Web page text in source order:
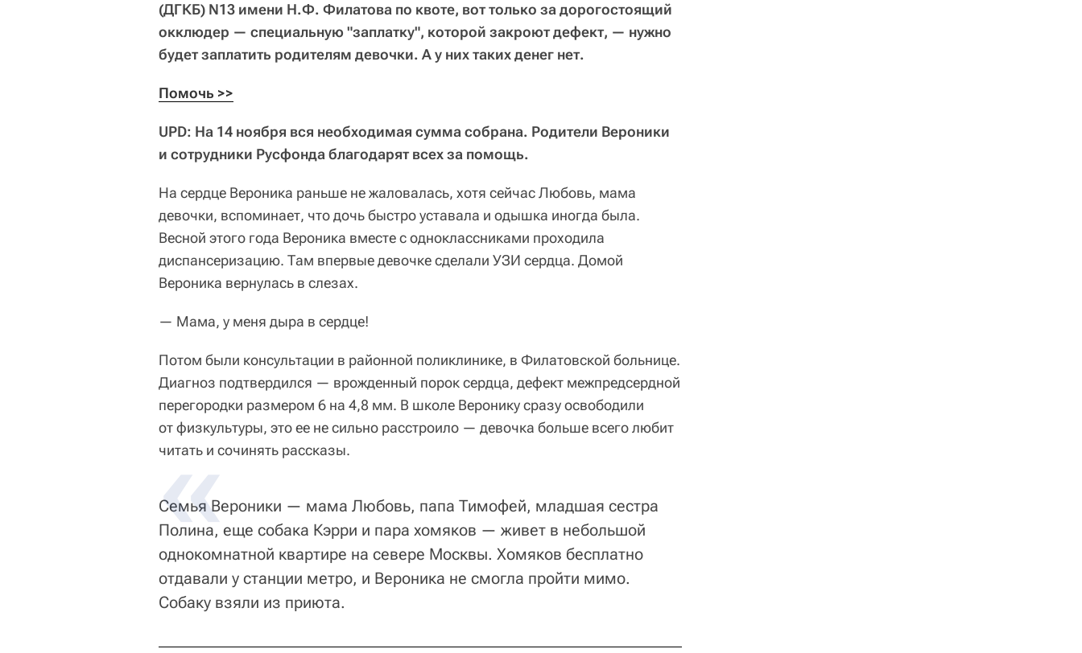
(ДГКБ) N13 имени Н.Ф. Филатова по квоте, вот только за дорогостоящий
окклюдер — специальную "заплатку", которой закроют дефект, — нужно
будет заплатить родителям девочки. А у них таких денег нет.
Помочь >>
UPD: На 14 ноября вся необходимая сумма собрана. Родители Вероники
и сотрудники Русфонда благодарят всех за помощь.
На сердце Вероника раньше не жаловалась, хотя сейчас Любовь, мама
девочки, вспоминает, что дочь быстро уставала и одышка иногда была.
Весной этого года Вероника вместе с одноклассниками проходила
диспансеризацию. Там впервые девочке сделали УЗИ сердца. Домой
Вероника вернулась в слезах.
— Мама, у меня дыра в сердце!
Потом были консультации в районной поликлинике, в Филатовской больнице.
Диагноз подтвердился — врожденный порок сердца, дефект межпредсердной
перегородки размером 6 на 4,8 мм. В школе Веронику сразу освободили
от физкультуры, это ее не сильно расстроило — девочка больше всего любит
читать и сочинять рассказы.
Семья Вероники — мама Любовь, папа Тимофей, младшая сестра
Полина, еще собака Кэрри и пара хомяков — живет в небольшой
однокомнатной квартире на севере Москвы. Хомяков бесплатно
отдавали у станции метро, и Вероника не смогла пройти мимо.
Собаку взяли из приюта.